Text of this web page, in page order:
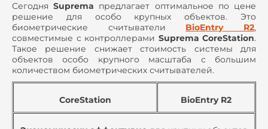
СегодняSuprema предлагает оптимальное по цене
решение для особо крупных объектов. Это
биометрические считыватели BioEntry R2,
совместимые с контроллерами Suprema CoreStation.
Такое решение снижает стоимость системы для
объектов особо крупного масштаба с большим
количеством биометрических считывателей.
CoreStation BioEntry R2